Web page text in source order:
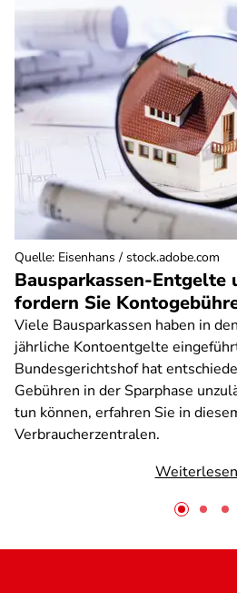
Bausparkassen-Entgelte
fordern Sie
Viele Bausparkassen haben in
jährliche Kontoentgelte
Bundesgerichtshof hat
Gebühren in der Sparphase
tun können, erfahren Sie in
Verbraucherzentralen.
Weiterlesen
Quelle: Eisenhans / stock.adobe.com